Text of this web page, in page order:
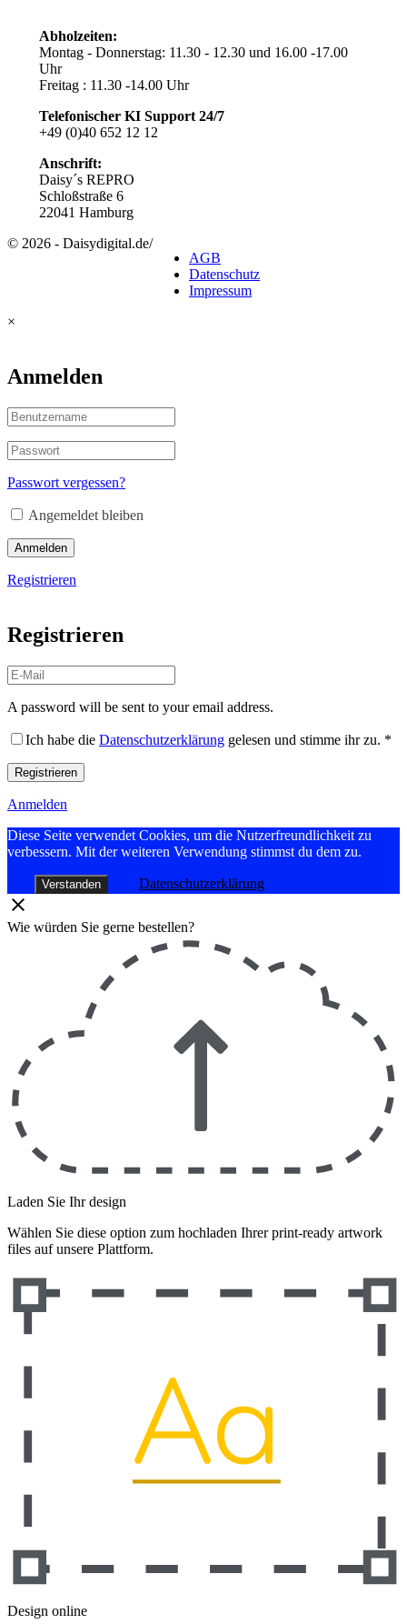
Abholzeiten:
Montag - Donnerstag: 11.30 - 12.30 und 16.00 -17.00
Uhr
Freitag : 11.30 -14.00 Uhr
Telefonischer KI Support 24/7
+49 (0)40 652 12 12
Anschrift:
Daisy´s REPRO
Schloßstraße 6
22041 Hamburg
© 2026 - Daisydigital.de/
AGB
Datenschutz
Impressum
×
Anmelden
Passwort vergessen?
Angemeldet bleiben
Anmelden
Registrieren
Registrieren
A password will be sent to your email address.
Ich habe die Datenschutzerklärung gelesen und stimme ihr zu. *
Registrieren
Anmelden
Diese Seite verwendet Cookies, um die Nutzerfreundlichkeit zu
verbessern. Mit der weiteren Verwendung stimmst du dem zu.
Verstanden Datenschutzerklärung
Wie würden Sie gerne bestellen?
Laden Sie Ihr design
Wählen Sie diese option zum hochladen Ihrer print-ready artwork
files auf unsere Plattform.
Design online